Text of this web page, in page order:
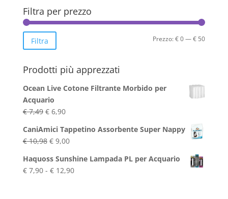
Filtra per prezzo
Prezzo
Prezzo
Filtra Prezzo:€ 0—€ 50
Prodotti più apprezzati
Ocean Live Cotone Filtrante Morbido per
Acquario
€7,49 Il
originale
era:
€ 7,49.
€6,90Il
attuale
è:
€ 6,90.
CaniAmici Tappetino Assorbente Super Nappy
€10,98 Il
originale
era:
€9,00Il
attuale
è:
Haquoss Sunshine Lampada PL per Acquario
€7,90 - €12,90Fascia